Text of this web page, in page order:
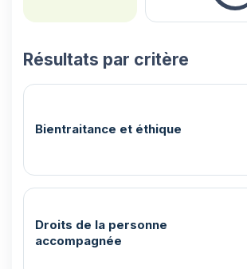
Résultats par critère
Bientraitance et éthique
Droits de la personne
accompagnée